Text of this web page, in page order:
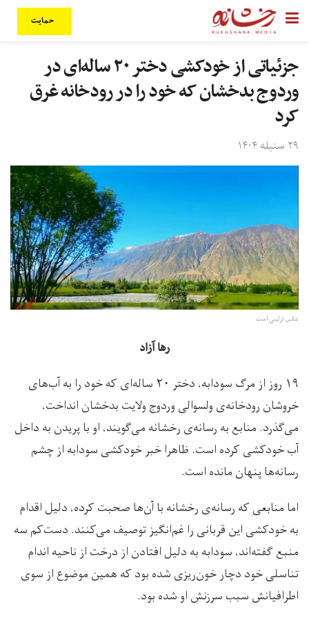
حمایت
جزئیاتی از خودکشی دختر ۲۰ ساله‌‌ای در
وردوج بدخشان که خود را در رودخانه غرق
کرد
۲۹ سنبله ۱۴۰۴
عکس تزئینی است
رها آزاد
۱۹ روز از مرگ سودابه، دختر ۲۰ ساله‌ای که خود را به آب‌های
خروشان رودخانه‌ی ولسوالی وردوج ولایت بدخشان انداخت،
می‌گذرد. منابع به رسانه‌ی رخشانه می‌گویند، او با پریدن به داخل
آب خودکشی کرده است. ظاهرا خبر خودکشی سودابه از چشم
رسانه‌ها پنهان مانده است.
اما منابعی که رسانه‌ی رخشانه با آن‌ها صحبت کرده، دلیل اقدام
به خودکشی این قربانی را غم‌انگیز توصیف می‌کنند. دست‌کم سه
منبع گفته‌اند، سودابه به دلیل افتادن از درخت از ناحیه اندام
تناسلی خود دچار خون‌ریزی شده بود که همین موضوع از سوی
اطرافیانش سبب سرزنش او شده بود.